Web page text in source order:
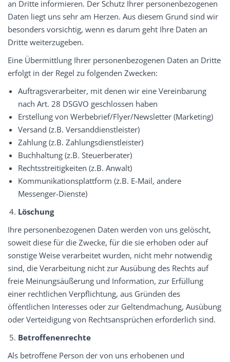
an Dritte informieren. Der Schutz Ihrer personenbezogenen
Daten liegt uns sehr am Herzen. Aus diesem Grund sind wir
besonders vorsichtig, wenn es darum geht Ihre Daten an
Dritte weiterzugeben.
Eine Übermittlung Ihrer personenbezogenen Daten an Dritte
erfolgt in der Regel zu folgenden Zwecken:
Auftragsverarbeiter, mit denen wir eine Vereinbarung
nach Art. 28 DSGVO geschlossen haben
Erstellung von Werbebrief/Flyer/Newsletter (Marketing)
Versand (z.B. Versanddienstleister)
Zahlung (z.B. Zahlungsdienstleister)
Buchhaltung (z.B. Steuerberater)
Rechtsstreitigkeiten (z.B. Anwalt)
Kommunikationsplattform (z.B. E-Mail, andere
Messenger-Dienste)
Löschung
Ihre personenbezogenen Daten werden von uns gelöscht,
soweit diese für die Zwecke, für die sie erhoben oder auf
sonstige Weise verarbeitet wurden, nicht mehr notwendig
sind, die Verarbeitung nicht zur Ausübung des Rechts auf
freie Meinungsäußerung und Information, zur Erfüllung
einer rechtlichen Verpflichtung, aus Gründen des
öffentlichen Interesses oder zur Geltendmachung, Ausübung
oder Verteidigung von Rechtsansprüchen erforderlich sind.
Betroffenenrechte
Als betroffene Person der von uns erhobenen und